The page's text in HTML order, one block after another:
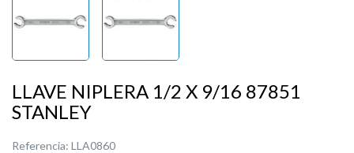
LLAVE NIPLERA 1/2 X 9/16 87851
STANLEY
Referencia: LLA0860